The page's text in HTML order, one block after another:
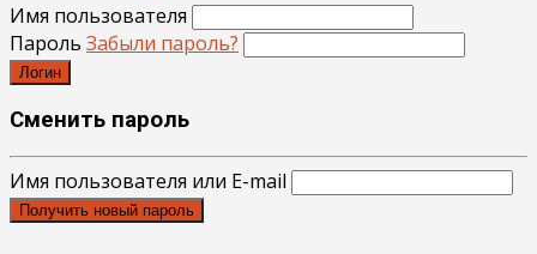
Имя пользователя
Пароль Забыли пароль?
Логин
Сменить пароль
Имя пользователя или E-mail
Получить новый пароль